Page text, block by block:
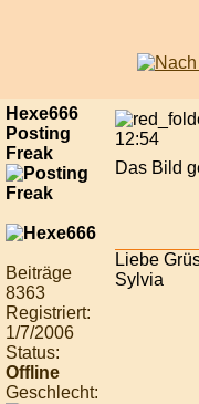
Hexe666
Posting
Freak
Beiträge
8363
Registriert:
1/7/2006
Status:
Offline
Geschlecht:
12:54
Das Bild
Liebe
Sylvia